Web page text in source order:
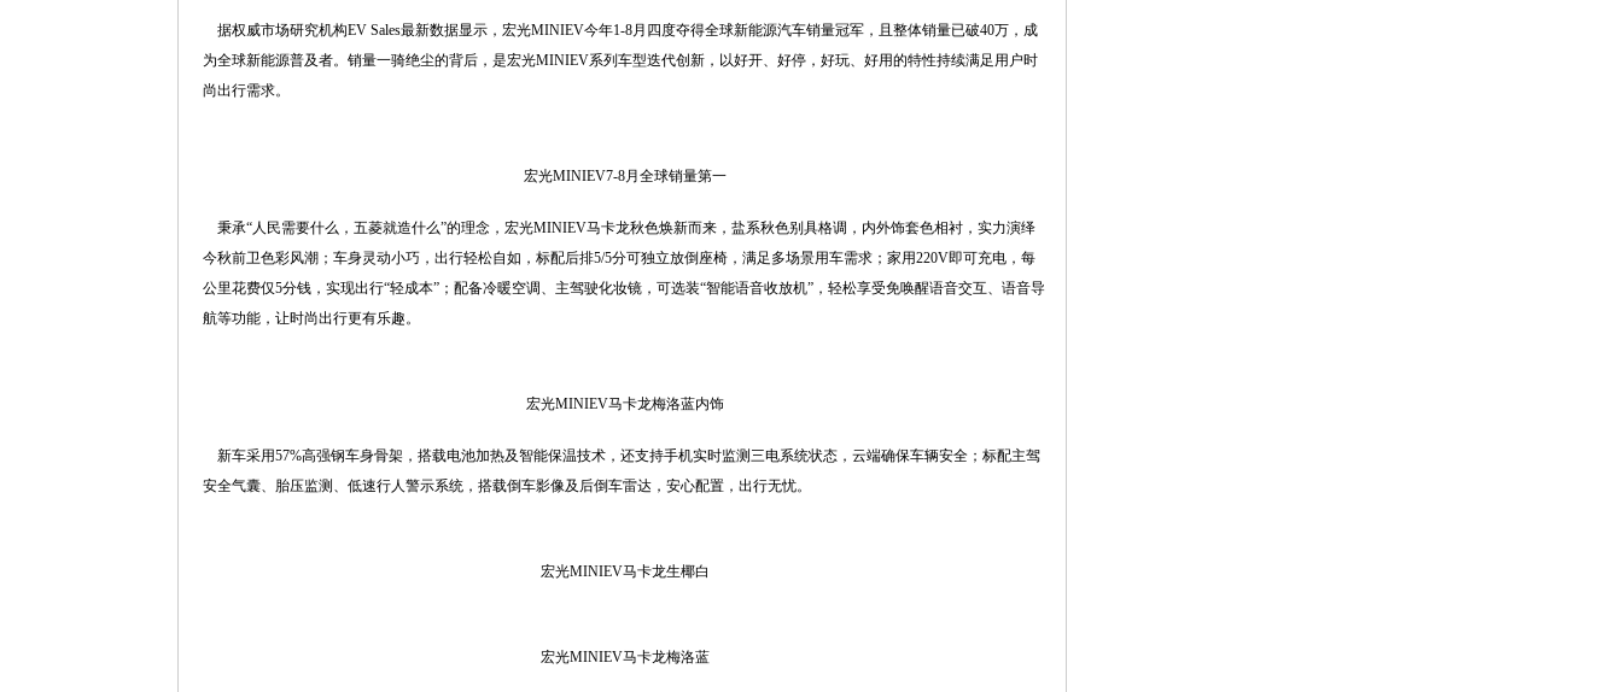
据权威市场研究机构EV Sales最新数据显示，宏光MINIEV今年1-8月四度夺得全球新能源汽车销量冠军，且整体销量已破40万，成
为全球新能源普及者。销量一骑绝尘的背后，是宏光MINIEV系列车型迭代创新，以好开、好停，好玩、好用的特性持续满足用户时
尚出行需求。
宏光MINIEV7-8月全球销量第一
秉承“人民需要什么，五菱就造什么”的理念，宏光MINIEV马卡龙秋色焕新而来，盐系秋色别具格调，内外饰套色相衬，实力演绎
今秋前卫色彩风潮；车身灵动小巧，出行轻松自如，标配后排5/5分可独立放倒座椅，满足多场景用车需求；家用220V即可充电，每
公里花费仅5分钱，实现出行“轻成本”；配备冷暖空调、主驾驶化妆镜，可选装“智能语音收放机”，轻松享受免唤醒语音交互、语音导
航等功能，让时尚出行更有乐趣。
宏光MINIEV马卡龙梅洛蓝内饰
新车采用57%高强钢车身骨架，搭载电池加热及智能保温技术，还支持手机实时监测三电系统状态，云端确保车辆安全；标配主驾
安全气囊、胎压监测、低速行人警示系统，搭载倒车影像及后倒车雷达，安心配置，出行无忧。
宏光MINIEV马卡龙生椰白
宏光MINIEV马卡龙梅洛蓝